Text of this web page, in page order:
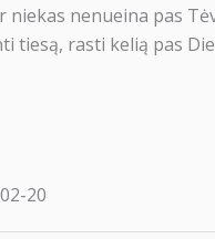
niekas nenueina pas
tiesą, rasti kelią pas
20